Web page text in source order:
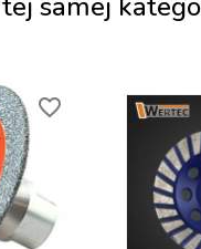
samej
favorite_border